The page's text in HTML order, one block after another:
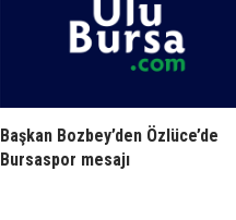
Başkan Bozbey’den Özlüce’de
Bursaspor mesajı